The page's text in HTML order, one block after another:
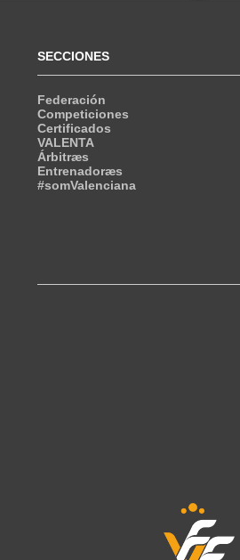
SECCIONES
Federación
Competiciones
Certificados
VALENTA
Árbitræs
Entrenadoræs
#somValenciana